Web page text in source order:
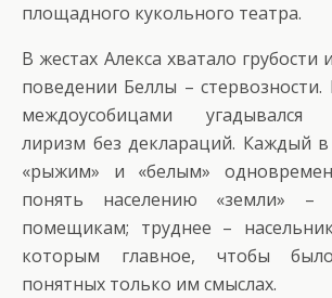
площадного кукольного театра.
В жестах Алекса хватало грубости
поведении Беллы –
междоусобицами угадывался
лиризм без деклараций. Каждый
«рыжим» и «белым»
понять населению «земли» –
помещикам; труднее –
которым главное, чтобы
понятных только им смыслах.